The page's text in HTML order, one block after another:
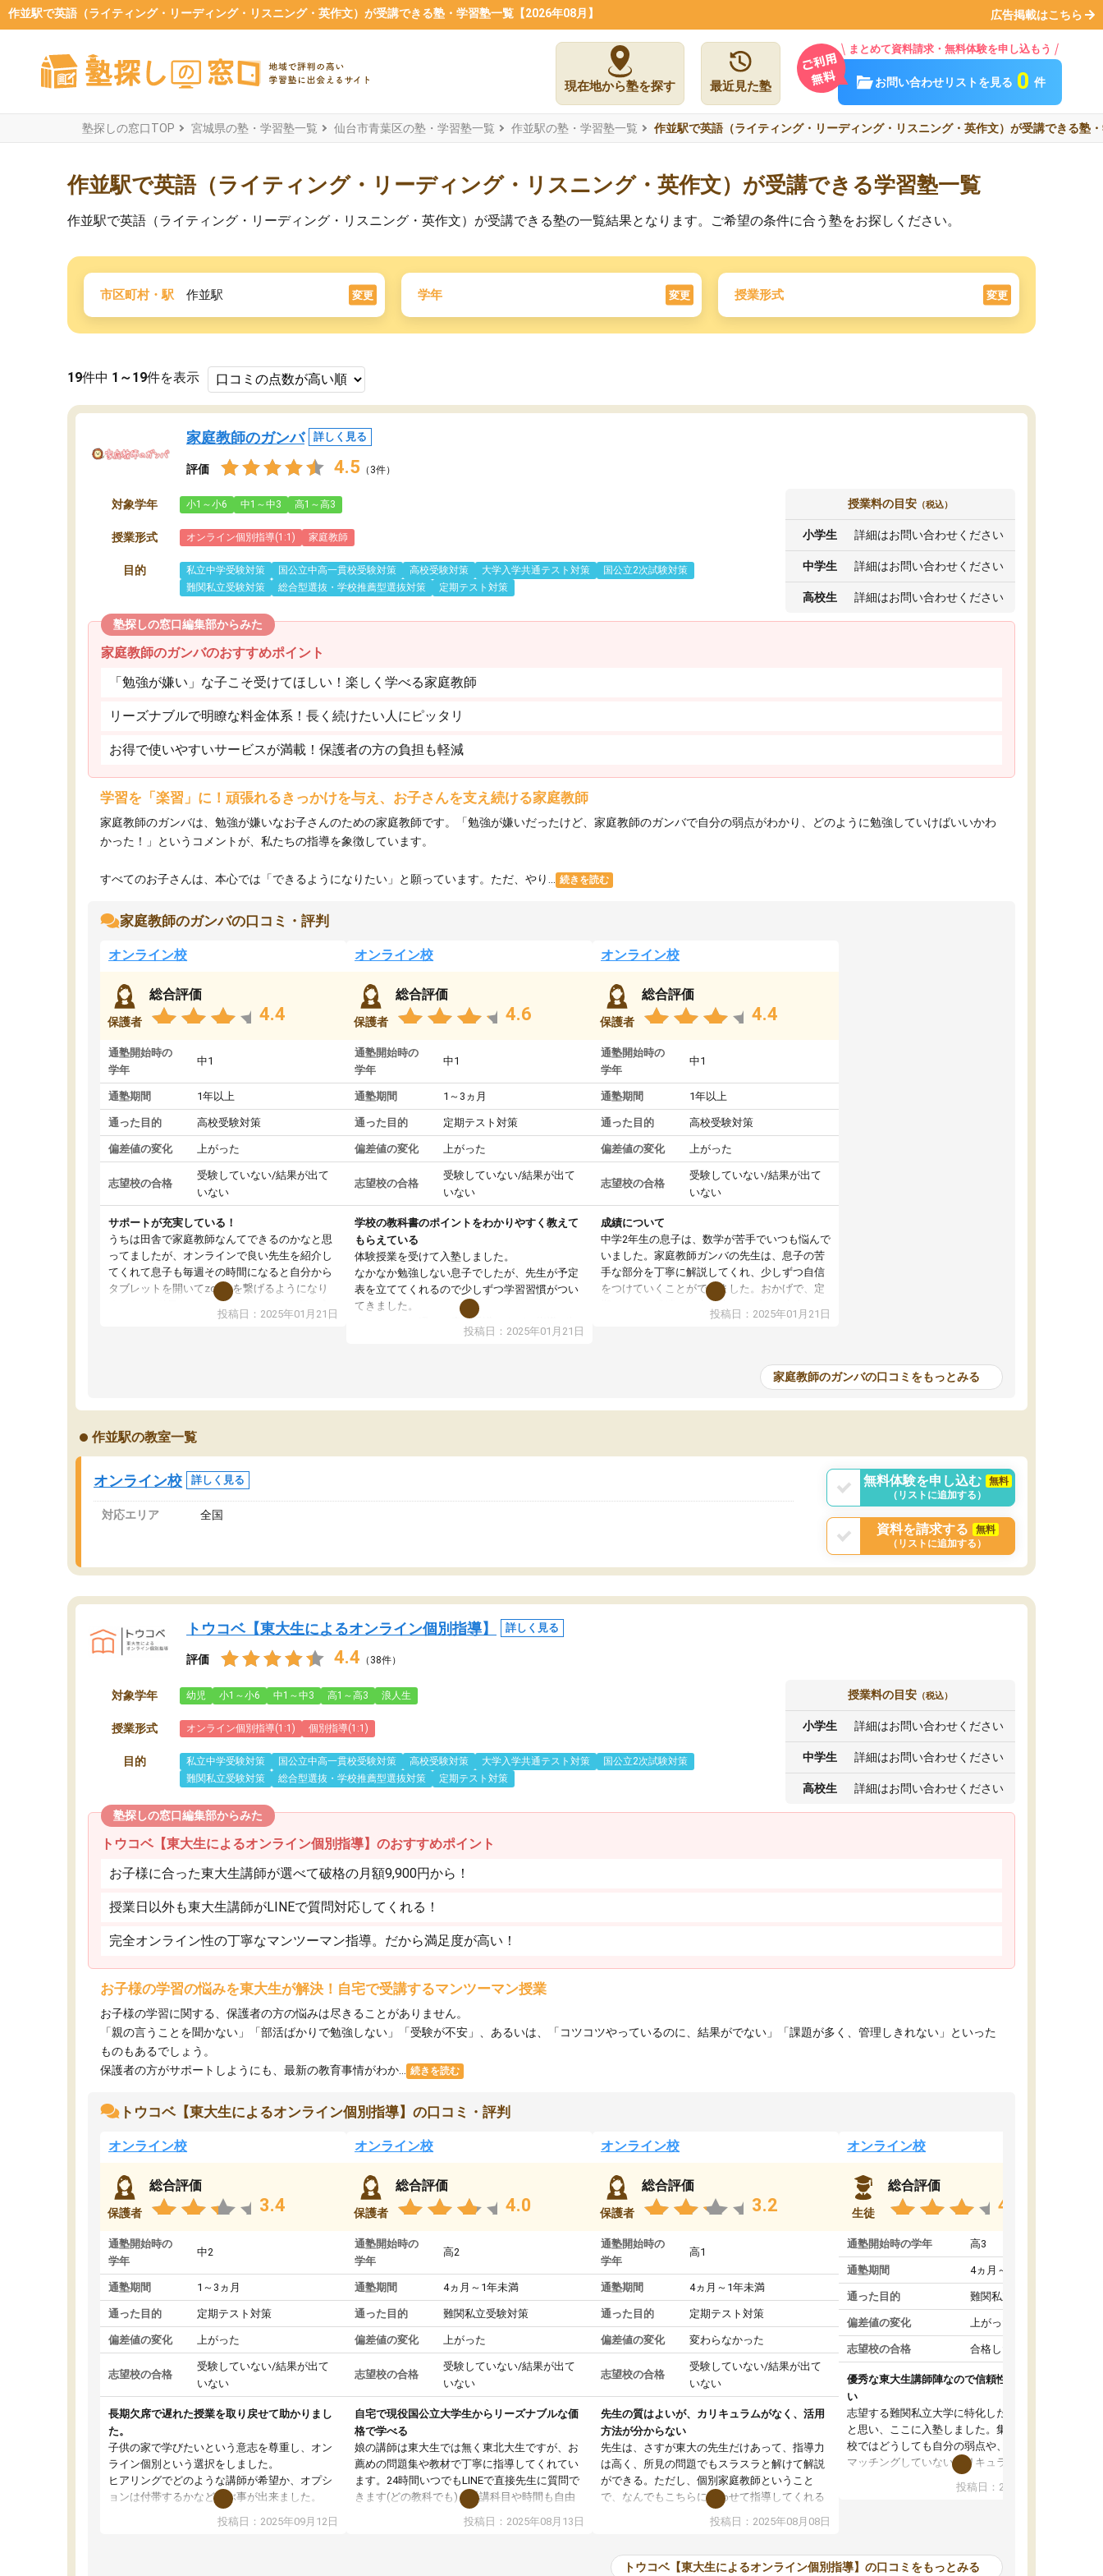
作並駅で英語（ライティング・リーディング・リスニング・英作文）が受講できる塾・学習塾一覧【2026年08月】 広告掲載はこちら
現在地から塾を探す 最近見た塾
まとめて資料請求・無料体験を申し込もう
お問い合わせリストを見る 0 件
塾探しの窓口TOP 宮城県の塾・学習塾一覧 仙台市青葉区の塾・学習塾一覧 作並駅の塾・学習塾一覧 作並駅で英語（ライティング・リーディング・リスニング・英作文）が受講できる塾
作並駅で英語（ライティング・リーディング・リスニング・英作文）が受講できる学習塾一覧
作並駅で英語（ライティング・リーディング・リスニング・英作文）が受講できる塾の一覧結果となります。ご希望の条件に合う塾をお探しください。
市区町村・駅 作並駅 変更 学年 変更 授業形式 変更
19件中 1～19件を表示
家庭教師のガンバ 詳しく見る
評価 4.5 （3件）
対象学年 小1～小6 中1～中3 高1～高3
授業形式 オンライン個別指導(1:1) 家庭教師
目的 私立中学受験対策 国公立中高一貫校受験対策 高校受験対策 大学入学共通テスト対策
国公立2次試験対策
難関私立受験対策
総合型選抜・学校推薦型選抜対策 定期テスト対策
授業料の目安 （税込）
小学生 詳細はお問い合わせください
中学生 詳細はお問い合わせください
高校生 詳細はお問い合わせください
塾探しの窓口編集部からみた
家庭教師のガンバのおすすめポイント
「勉強が嫌い」な子こそ受けてほしい！楽しく学べる家庭教師
リーズナブルで明瞭な料金体系！長く続けたい人にピッタリ
お得で使いやすいサービスが満載！保護者の方の負担も軽減
学習を「楽習」に！頑張れるきっかけを与え、お子さんを支え続ける家庭教師
家庭教師のガンバは、勉強が嫌いなお子さんのための家庭教師です。「勉強が嫌いだったけど、家庭教師のガンバで自分の弱点がわかり、どのように勉強していけばいいかわ
かった！」というコメントが、私たちの指導を象徴しています。
すべてのお子さんは、本心では「できるようになりたい」と願っています。ただ、やり... 続きを読む
家庭教師のガンバの口コミ・評判
オンライン校
保護者
総合評価
4.4
通塾開始時の
学年
中1
通塾期間 1年以上
通った目的 高校受験対策
偏差値の変化 上がった
志望校の合格
受験していない/結果が出て
いない
サポートが充実している！
うちは田舎で家庭教師なんてできるのかなと思
ってましたが、オンラインで良い先生を紹介し
てくれて息子も毎週その時間になると自分から
タブレットを開いてzoomを繋げるようになり
ました！5科目なんでもOKなのもとても気に入
投稿日：2025年01月21日
オンライン校
保護者
総合評価
4.6
通塾開始時の
学年
中1
通塾期間 1～3ヵ月
通った目的 定期テスト対策
偏差値の変化 上がった
志望校の合格
受験していない/結果が出て
いない
学校の教科書のポイントをわかりやすく教えて
もらえている
体験授業を受けて入塾しました。
なかなか勉強しない息子でしたが、先生が予定
表を立ててくれるので少しずつ学習習慣がつい
てきました。
オンラインで週に一度の受講ですが、指導が無
い日も予定表に基づいて勉強したり、LINEでわ
投稿日：2025年01月21日
オンライン校
保護者
総合評価
4.4
通塾開始時の
学年
中1
通塾期間 1年以上
通った目的 高校受験対策
偏差値の変化 上がった
志望校の合格
受験していない/結果が出て
いない
成績について
中学2年生の息子は、数学が苦手でいつも悩んで
いました。家庭教師ガンバの先生は、息子の苦
手な部分を丁寧に解説してくれ、少しずつ自信
をつけていくことができました。おかげで、定
期テストの成績が10点以上アップし、本人もと
投稿日：2025年01月21日
家庭教師のガンバの口コミをもっとみる
作並駅の教室一覧
オンライン校 詳しく見る
対応エリア 全国
無料体験を申し込む
無料
（リストに追加する）
資料を請求する
無料
（リストに追加する）
トウコベ【東大生によるオンライン個別指導】 詳しく見る
評価 4.4 （38件）
対象学年 幼児 小1～小6 中1～中3 高1～高3 浪人生
授業形式 オンライン個別指導(1:1) 個別指導(1:1)
目的 私立中学受験対策 国公立中高一貫校受験対策 高校受験対策 大学入学共通テスト対策
国公立2次試験対策
難関私立受験対策
総合型選抜・学校推薦型選抜対策 定期テスト対策
授業料の目安 （税込）
小学生 詳細はお問い合わせください
中学生 詳細はお問い合わせください
高校生 詳細はお問い合わせください
塾探しの窓口編集部からみた
トウコベ【東大生によるオンライン個別指導】のおすすめポイント
お子様に合った東大生講師が選べて破格の月額9,900円から！
授業日以外も東大生講師がLINEで質問対応してくれる！
完全オンライン性の丁寧なマンツーマン指導。だから満足度が高い！
お子様の学習の悩みを東大生が解決！自宅で受講するマンツーマン授業
お子様の学習に関する、保護者の方の悩みは尽きることがありません。
「親の言うことを聞かない」「部活ばかりで勉強しない」「受験が不安」、あるいは、「コツコツやっているのに、結果がでない」「課題が多く、管理しきれない」といった
ものもあるでしょう。
保護者の方がサポートしようにも、最新の教育事情がわか...
続きを読む
トウコベ【東大生によるオンライン個別指導】の口コミ・評判
オンライン校
保護者
総合評価
3.4
通塾開始時の
学年
中2
通塾期間 1～3ヵ月
通った目的 定期テスト対策
偏差値の変化 上がった
志望校の合格
受験していない/結果が出て
いない
長期欠席で遅れた授業を取り戻せて助かりまし
た。
子供の家で学びたいという意志を尊重し、オン
ライン個別という選択をしました。
ヒアリングでどのような講師が希望か、オプシ
ョンは付帯するかなど選ぶ事が出来ました。
講師とのマッチング後講師との初回ミーティン
グを行い、その講師で良いか他の講師を希望す
投稿日：2025年09月12日
オンライン校
保護者
総合評価
4.0
通塾開始時の
学年
高2
通塾期間 4ヵ月～1年未満
通った目的 難関私立受験対策
偏差値の変化 上がった
志望校の合格
受験していない/結果が出て
いない
自宅で現役国公立大学生からリーズナブルな価
格で学べる
娘の講師は東大生では無く東北大生ですが、お
薦めの問題集や教材で丁寧に指導してくれてい
ます。24時間いつでもLINEで直接先生に質問で
きます(どの教科でも)。受講科目や時間も自由
に決めれるので、個人に合った勉強ができると
思います。カリキュラム相談みたいなのがあり
投稿日：2025年08月13日
オンライン校
保護者
総合評価
3.2
通塾開始時の
学年
高1
通塾期間 4ヵ月～1年未満
通った目的 定期テスト対策
偏差値の変化 変わらなかった
志望校の合格
受験していない/結果が出て
いない
先生の質はよいが、カリキュラムがなく、活用
方法が分からない
先生は、さすが東大の先生だけあって、指導力
は高く、所見の問題でもスラスラと解けて解説
ができる。ただし、個別家庭教師ということ
で、なんでもこちらに合わせて指導してくれる
のだが、具体的なカリキュラムがない。当方
は、授業の先取り学習をするため、学校の教科
いただいたが、1時間の時間を使って進められる
投稿日：2025年08月08日
オンライン校
生徒
総合評価
4.4
通塾開始時の学年 高3
通塾期間 4ヵ月～1年未満
通った目的 難関私立受験対策
偏差値の変化 上がった
志望校の合格 合格した
優秀な東大生講師陣なので信頼性や安心感が高
い
志望する難関私立大学に特化した準備をしたい
と思い、ここに入塾しました。集団指導の予備
校ではどうしても自分の弱点や、志望校対策に
マッチングしていないカリキュラムに不安を感
また受験のノウハウを蓄積している優秀な東大
ツーマン指導によって、自分の志望校にふさわ
投稿日：2024年02月19日
トウコベ【東大生によるオンライン個別指導】の口コミをもっとみる